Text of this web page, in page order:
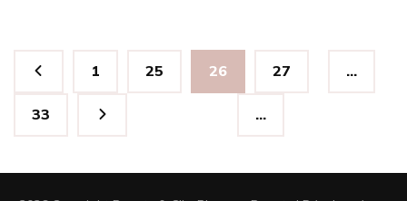
Pagination
publications
Page
1 …
Page
25 Page
26 Page
27
…
Page
33